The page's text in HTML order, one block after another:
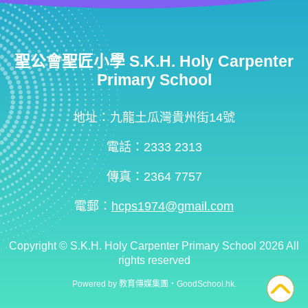
聖公會聖匠小學 S.K.H. Holy Carpenter
Primary School
地址：九龍土瓜灣貴州街14號
電話：2333 2313
傳真：2364 7757
電郵： hcps1974@gmail.com
Copyright © S.K.H. Holy Carpenter Primary School 2026 All
rights reserved
Powered by 教育傳媒集團 ‧ GoodSchool.hk.